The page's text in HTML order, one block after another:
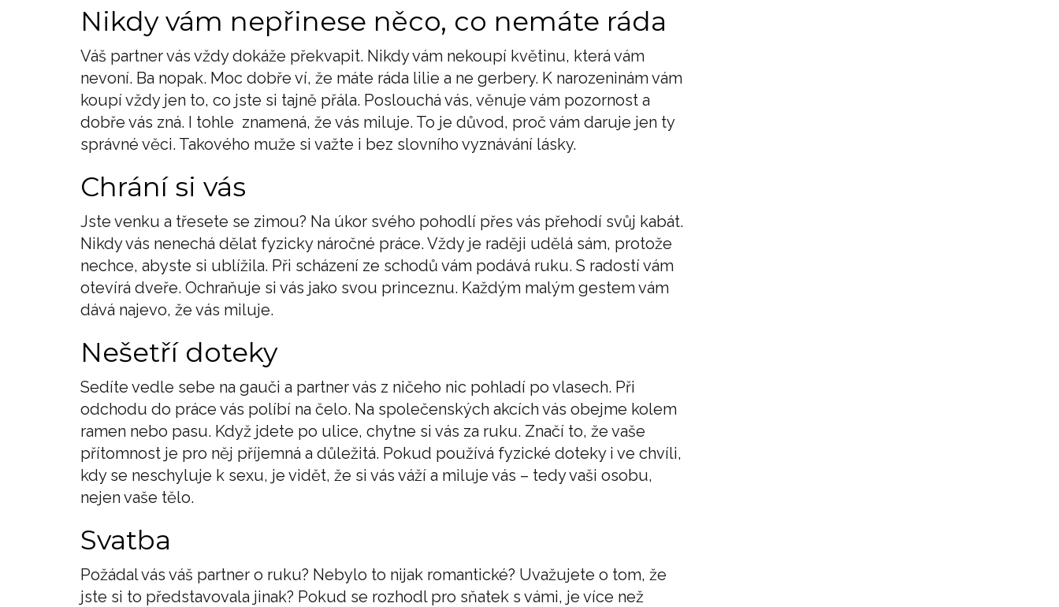
Nikdy vám nepřinese něco, co nemáte ráda
Váš partner vás vždy dokáže překvapit. Nikdy vám nekoupí květinu, která vám
nevoní. Ba nopak. Moc dobře ví, že máte ráda lilie a ne gerbery. K narozeninám vám
koupí vždy jen to, co jste si tajně přála. Poslouchá vás, věnuje vám pozornost a
dobře vás zná. I tohle znamená, že vás miluje. To je důvod, proč vám daruje jen ty
správné věci. Takového muže si važte i bez slovního vyznávání lásky.
Chrání si vás
Jste venku a třesete se zimou? Na úkor svého pohodlí přes vás přehodí svůj kabát.
Nikdy vás nenechá dělat fyzicky náročné práce. Vždy je raději udělá sám, protože
nechce, abyste si ublížila. Při scházení ze schodů vám podává ruku. S radostí vám
otevírá dveře. Ochraňuje si vás jako svou princeznu. Každým malým gestem vám
dává najevo, že vás miluje.
Nešetří doteky
Sedíte vedle sebe na gauči a partner vás z ničeho nic pohladí po vlasech. Při
odchodu do práce vás políbí na čelo. Na společenských akcích vás obejme kolem
ramen nebo pasu. Když jdete po ulice, chytne si vás za ruku. Značí to, že vaše
přítomnost je pro něj příjemná a důležitá. Pokud používá fyzické doteky i ve chvíli,
kdy se neschyluje k sexu, je vidět, že si vás váží a miluje vás – tedy vaši osobu,
nejen vaše tělo.
Svatba
Požádal vás váš partner o ruku? Nebylo to nijak romantické? Uvažujete o tom, že
jste si to představovala jinak? Pokud se rozhodl pro sňatek s vámi, je více než